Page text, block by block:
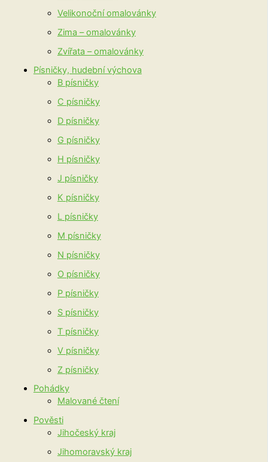
Velikonoční omalovánky
Zima – omalovánky
Zvířata – omalovánky
Písničky, hudební výchova
B písničky
C písničky
D písničky
G písničky
H písničky
J písničky
K písničky
L písničky
M písničky
N písničky
O písničky
P písničky
S písničky
T písničky
V písničky
Z písničky
Pohádky
Malované čtení
Pověsti
Jihočeský kraj
Jihomoravský kraj